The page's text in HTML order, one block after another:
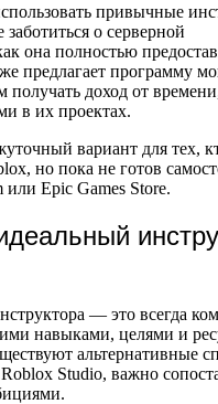
привычные
о серверной
она полностью
предлагает программу
доход от
в их проектах.
вариант для тех,
но пока не готов
или Epic Games Store.
— это всегда
навыками, целями и
альтернативные
Studio, важно